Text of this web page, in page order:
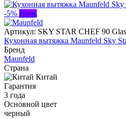
-5% Ночь
Артикул: SKY STAR CHEF 90
Кухонная вытяжка Maunfeld Sky
Бренд
Maunfeld
Страна
Китай
Гарантия
3 года
Основной цвет
черный